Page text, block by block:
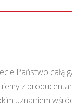
Państwo
z
uznaniem